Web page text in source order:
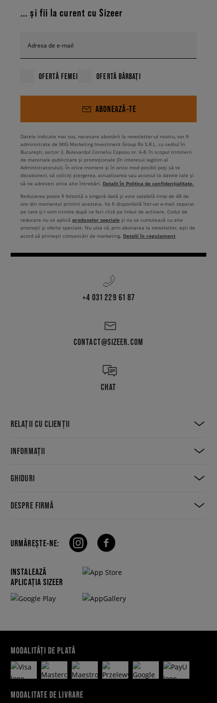
... și fii la curent cu Sizeer
Adresa de e-mail
OFERTĂ FEMEI OFERTĂ BĂRBAȚI
ABONEAZĂ-TE
Datele indicate mai sus, necesare abonării la newsletter-ul nostru, vor fi
administrate de MIG Marketing Investment Group Ro S.R.L. cu sediul în
București, sector 3, Bulevardul Corneliu Coposu nr. 6-8, în scopul trimiterii
de materiale publicitare și promoționale (în interesul legitim al
Administratorului). În orice moment și în orice mod posibil poți să te
dezabonezi, să soliciți ștergerea, actualizarea sau accesul la datele tale și
să ne adresezi orice alte întrebări. Detalii în Politica de confidențialitate.
Reducerea poate fi folosită o singură dată și este valabilă timp de 48 de
ore din momentul primirii acesteia. Va fi disponibilă într-un e-mail separat
pe care ți-l vom trimite după ce faci click pe linkul de activare. Codul de
reducere nu se aplică produselor speciale și nu se cumulează cu alte
promoții și oferte speciale. Nu uita că, prin abonarea la newsletter, ești de
acord să primești comunicări de marketing. Detalii în regulament.
+4 031 229 61 87
CONTACT@SIZEER.COM
CHAT
RELAȚII CU CLIENȚII
INFORMAȚII
GHIDURI
DESPRE FIRMĂ
URMĂREȘTE-NE:
INSTALEAZĂ
APLICAȚIA SIZEER
MODALITĂȚI DE PLATĂ
MODALITATE DE LIVRARE